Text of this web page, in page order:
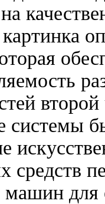
системы
средств
машин для